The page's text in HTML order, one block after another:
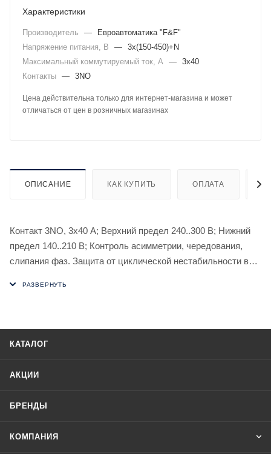
Характеристики
Производитель —
Евроавтоматика "F&F"
Напряжение питания, В
— 3х(150-450)+N
Максимальный коммутируемый ток, А — 3х40
Контакты — 3NO
Цена действительна только для интернет-магазина и может
отличаться от цен в розничных магазинах
ОПИСАНИЕ КАК КУПИТЬ ОПЛАТА
Контакт 3NO, 3х40 А; Верхний предел 240..300 В; Нижний
предел 140..210 В; Контроль асимметрии, чередования,
слипания фаз. Защита от циклической нестабильности в
КАТАЛОГ
АКЦИИ
БРЕНДЫ
КОМПАНИЯ